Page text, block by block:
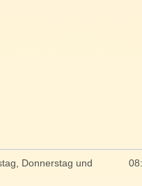
Donnerstag und